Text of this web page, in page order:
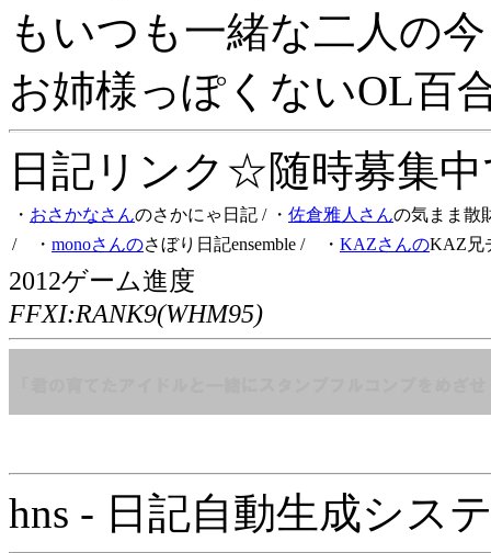
もいつも一緒な二人の
お姉様っぽくないOL百
日記リンク☆随時募集
・ おさかなさんのさかにゃ日記 / ・ 佐倉雅人さんの気まま散
/ ・ monoさんのさぼり日記ensemble / ・ KAZさんのKAZ兄
2012ゲーム進度
FFXI:RANK9(WHM95)
hns - 日記自動生成シス